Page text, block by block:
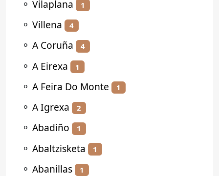
⚬ Vilaplana 1
⚬ Villena 4
⚬ A Coruña 4
⚬ A Eirexa 1
⚬ A Feira Do Monte 1
⚬ A Igrexa 2
⚬ Abadiño 1
⚬ Abaltzisketa 1
⚬ Abanillas 1